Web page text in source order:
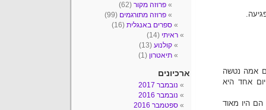
אמה נטשה
אחד היא
היו מאוד
פרוזה מקור (62)
פרוזה מתורגמים (99)
ספרים באנגלית (16)
ראיתי (14)
קולנוע (13)
תיאטרון (1)
ארכיונים
נובמבר 2017
נובמבר 2016
ספטמבר 2016